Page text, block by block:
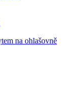
na ohlašovně